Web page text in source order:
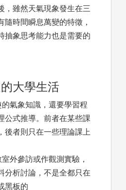
，雖然天氣現象發生在三
隨時間瞬息萬變的特徵，
抽象思考能力也是需要的
大學生活
氣象知識，還要學習程
公式推導。前者在某些課
後者則只在一些理論課上
外參訪或作觀測實驗，
分析討論，不是全都只在
黑板的